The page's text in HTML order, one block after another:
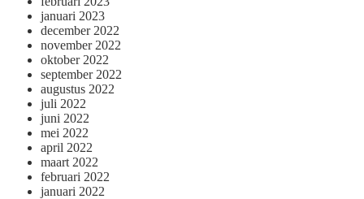
januari 2023
december 2022
november 2022
oktober 2022
september 2022
augustus 2022
juli 2022
juni 2022
mei 2022
april 2022
maart 2022
februari 2022
januari 2022